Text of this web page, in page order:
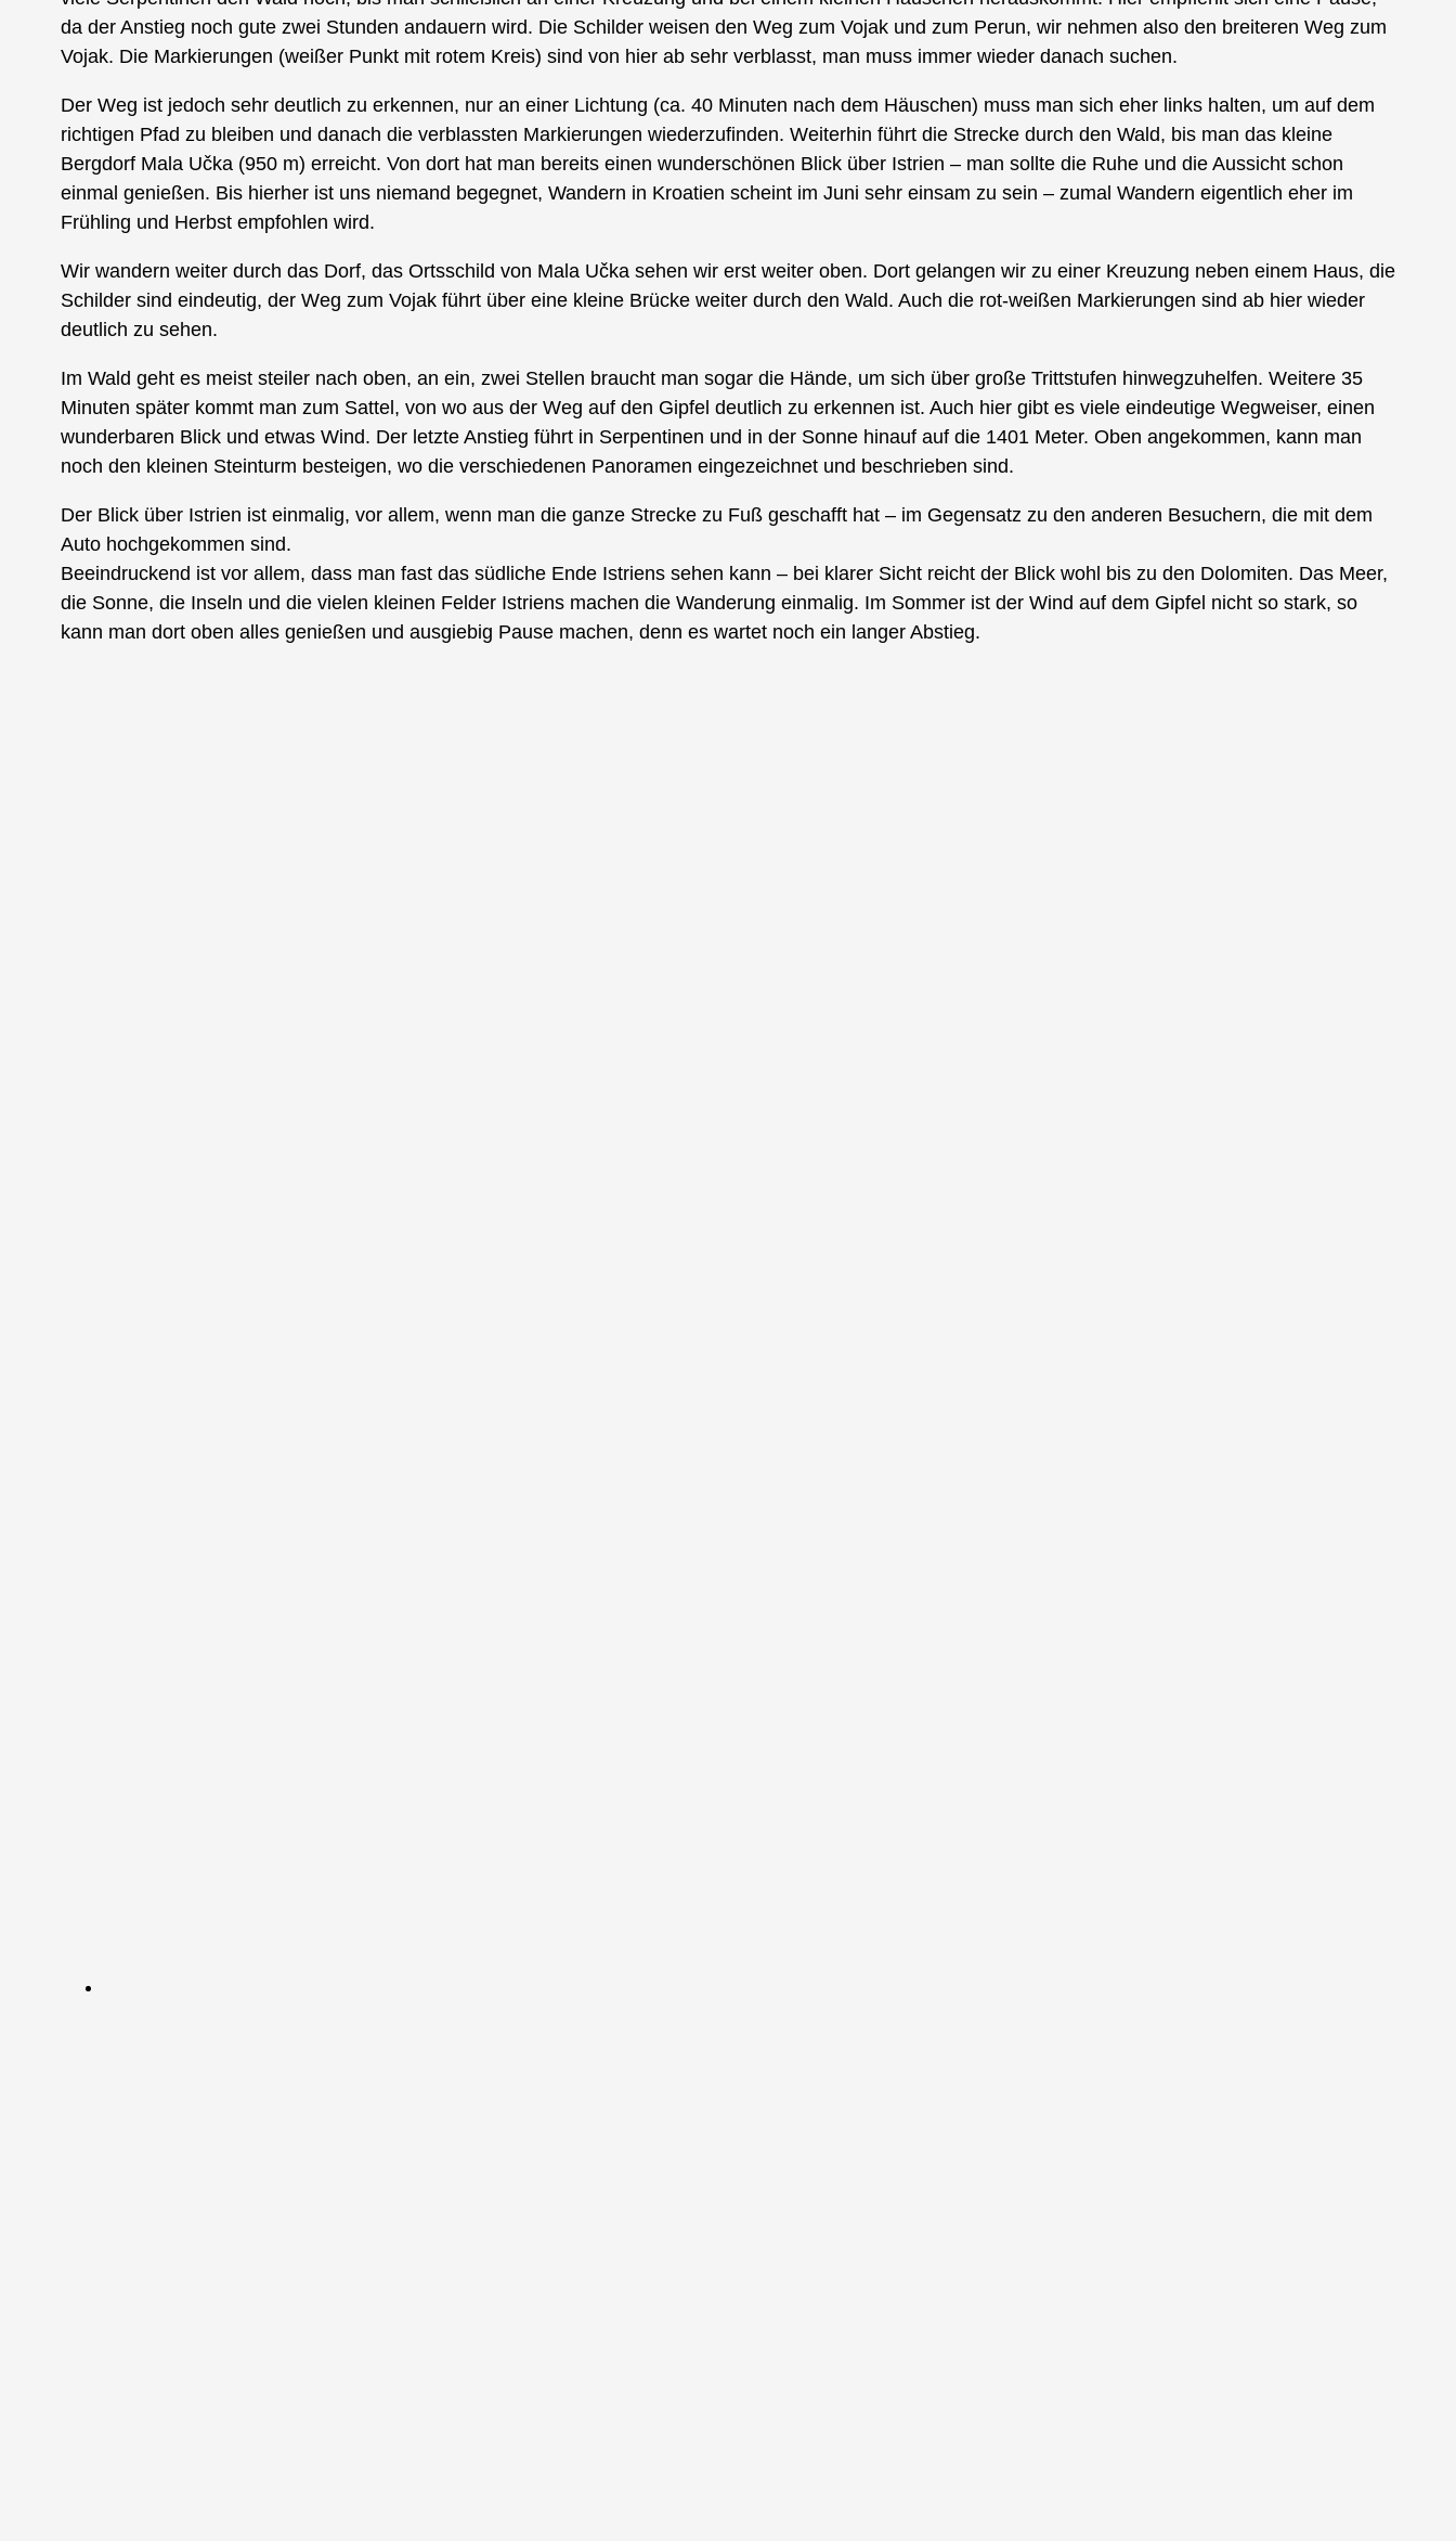
da der Anstieg noch gute zwei Stunden andauern wird. Die Schilder weisen den Weg zum Vojak und zum Perun, wir nehmen also den breiteren Weg zum
Vojak. Die Markierungen (weißer Punkt mit rotem Kreis) sind von hier ab sehr verblasst, man muss immer wieder danach suchen.
Der Weg ist jedoch sehr deutlich zu erkennen, nur an einer Lichtung (ca. 40 Minuten nach dem Häuschen) muss man sich eher links halten, um auf dem
richtigen Pfad zu bleiben und danach die verblassten Markierungen wiederzufinden. Weiterhin führt die Strecke durch den Wald, bis man das kleine
Bergdorf Mala Učka (950 m) erreicht. Von dort hat man bereits einen wunderschönen Blick über Istrien – man sollte die Ruhe und die Aussicht schon
einmal genießen. Bis hierher ist uns niemand begegnet, Wandern in Kroatien scheint im Juni sehr einsam zu sein – zumal Wandern eigentlich eher im
Frühling und Herbst empfohlen wird.
Wir wandern weiter durch das Dorf, das Ortsschild von Mala Učka sehen wir erst weiter oben. Dort gelangen wir zu einer Kreuzung neben einem Haus, die
Schilder sind eindeutig, der Weg zum Vojak führt über eine kleine Brücke weiter durch den Wald. Auch die rot-weißen Markierungen sind ab hier wieder
deutlich zu sehen.
Im Wald geht es meist steiler nach oben, an ein, zwei Stellen braucht man sogar die Hände, um sich über große Trittstufen hinwegzuhelfen. Weitere 35
Minuten später kommt man zum Sattel, von wo aus der Weg auf den Gipfel deutlich zu erkennen ist. Auch hier gibt es viele eindeutige Wegweiser, einen
wunderbaren Blick und etwas Wind. Der letzte Anstieg führt in Serpentinen und in der Sonne hinauf auf die 1401 Meter. Oben angekommen, kann man
noch den kleinen Steinturm besteigen, wo die verschiedenen Panoramen eingezeichnet und beschrieben sind.
Der Blick über Istrien ist einmalig, vor allem, wenn man die ganze Strecke zu Fuß geschafft hat – im Gegensatz zu den anderen Besuchern, die mit dem
Auto hochgekommen sind.
Beeindruckend ist vor allem, dass man fast das südliche Ende Istriens sehen kann – bei klarer Sicht reicht der Blick wohl bis zu den Dolomiten. Das Meer,
die Sonne, die Inseln und die vielen kleinen Felder Istriens machen die Wanderung einmalig. Im Sommer ist der Wind auf dem Gipfel nicht so stark, so
kann man dort oben alles genießen und ausgiebig Pause machen, denn es wartet noch ein langer Abstieg.